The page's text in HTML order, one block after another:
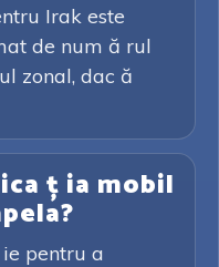
Irak este
de num ă rul
zonal, dac ă
ț ia mobil
pentru a